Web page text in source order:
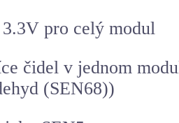
pro celý modul
čidel v jednom
(SEN68))